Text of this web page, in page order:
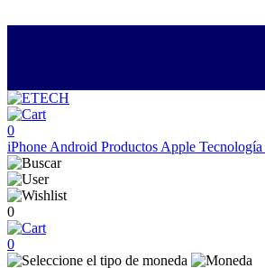
0
iPhone Android Productos Apple Tecnología
0
0